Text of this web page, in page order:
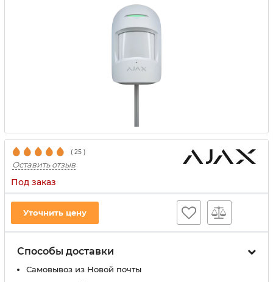
( 25 )
Оставить отзыв
Под заказ
Уточнить цену
Способы доставки
Самовывоз из Новой почты